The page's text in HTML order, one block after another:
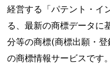
経営する「パテント・イ
る、最新の商標データに
分等の商標(商標出願・
の商標情報サービスです。